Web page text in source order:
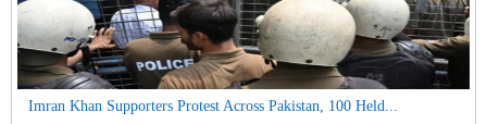
Imran Khan Supporters Protest Across Pakistan, 100 Held...